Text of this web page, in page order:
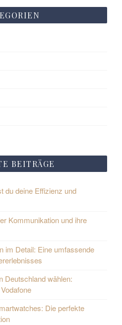
BEITRÄGE
du deine Effizienz und
Kommunikation und ihre
im Detail: Eine umfassende
Deutschland wählen:
Die perfekte